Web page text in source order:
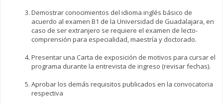
Demostrar conocimientos del idioma inglés básico de
acuerdo al examen B1 de la Universidad de Guadalajara, en
caso de ser extranjero se requiere el examen de lecto-
comprensión para especialidad, maestría y doctorado.
Presentar una Carta de exposición de motivos para cursar el
programa durante la entrevista de ingreso (revisar fechas).
Aprobar los demás requisitos publicados en la convocatoria
respectiva